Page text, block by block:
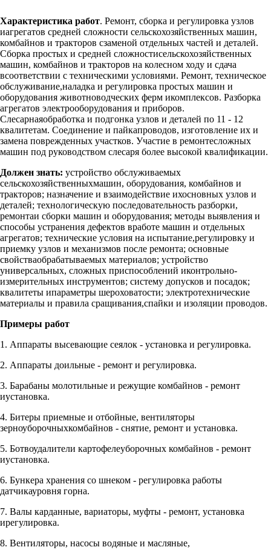
Характеристика работ. Ремонт, сборка и регулировка узлов
иагрегатов средней сложности сельскохозяйственных машин,
комбайнов и тракторов сзаменой отдельных частей и деталей.
Сборка простых и средней сложностисельскохозяйственных
машин, комбайнов и тракторов на колесном ходу и сдача
всоответствии с техническими условиями. Ремонт, техническое
обслуживание,наладка и регулировка простых машин и
оборудования животноводческих ферм икомплексов. Разборка
агрегатов электрооборудования и приборов.
Слесарнаяобработка и подгонка узлов и деталей по 11 - 12
квалитетам. Соединение и пайкапроводов, изготовление их и
замена поврежденных участков. Участие в ремонтесложных
машин под руководством слесаря более высокой квалификации.
Должен знать: устройство обслуживаемых
сельскохозяйственныхмашин, оборудования, комбайнов и
тракторов; назначение и взаимодействие ихосновных узлов и
деталей; технологическую последовательность разборки,
ремонтаи сборки машин и оборудования; методы выявления и
способы устранения дефектов вработе машин и отдельных
агрегатов; технические условия на испытание,регулировку и
приемку узлов и механизмов после ремонта; основные
свойстваобрабатываемых материалов; устройство
универсальных, сложных приспособлений иконтрольно-
измерительных инструментов; систему допусков и посадок;
квалитеты ипараметры шероховатости; электротехнические
материалы и правила сращивания,спайки и изоляции проводов.
Примеры работ
1. Аппараты высевающие сеялок - установка и регулировка.
2. Аппараты доильные - ремонт и регулировка.
3. Барабаны молотильные и режущие комбайнов - ремонт
иустановка.
4. Битеры приемные и отбойные, вентиляторы
зерноуборочныхкомбайнов - снятие, ремонт и установка.
5. Ботвоудалители картофелеуборочных комбайнов - ремонт
иустановка.
6. Бункера хранения со шнеком - регулировка работы
датчикауровня горна.
7. Валы карданные, вариаторы, муфты - ремонт, установка
ирегулировка.
8. Вентиляторы, насосы водяные и масляные,